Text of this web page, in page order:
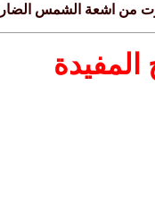
من اشعة الشمس